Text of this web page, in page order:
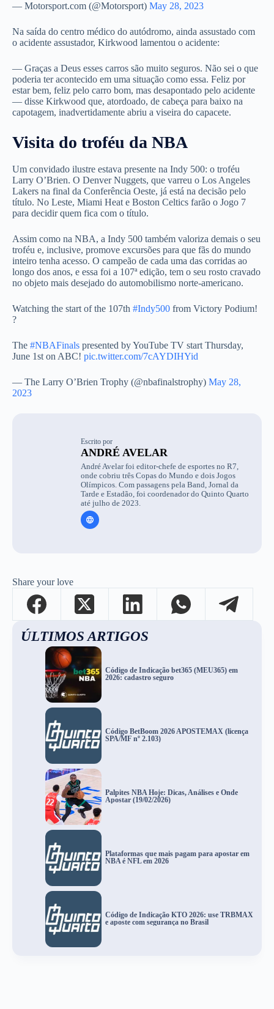
— Motorsport.com (@Motorsport) May 28, 2023
Na saída do centro médico do autódromo, ainda assustado com
o acidente assustador, Kirkwood lamentou o acidente:
— Graças a Deus esses carros são muito seguros. Não sei o que
poderia ter acontecido em uma situação como essa. Feliz por
estar bem, feliz pelo carro bom, mas desapontado pelo acidente
— disse Kirkwood que, atordoado, de cabeça para baixo na
capotagem, inadvertidamente abriu a viseira do capacete.
Visita do troféu da NBA
Um convidado ilustre estava presente na Indy 500: o troféu
Larry O’Brien. O Denver Nuggets, que varreu o Los Angeles
Lakers na final da Conferência Oeste, já está na decisão pelo
título. No Leste, Miami Heat e Boston Celtics farão o Jogo 7
para decidir quem fica com o título.
Assim como na NBA, a Indy 500 também valoriza demais o seu
troféu e, inclusive, promove excursões para que fãs do mundo
inteiro tenha acesso. O campeão de cada uma das corridas ao
longo dos anos, e essa foi a 107ª edição, tem o seu rosto cravado
no objeto mais desejado do automobilismo norte-americano.
Watching the start of the 107th #Indy500 from Victory Podium!
?️
The #NBAFinals presented by YouTube TV start Thursday,
June 1st on ABC! pic.twitter.com/7cAYDIHYid
— The Larry O’Brien Trophy (@nbafinalstrophy) May 28,
2023
Escrito por
ANDRÉ AVELAR
André Avelar foi editor-chefe de esportes no R7,
onde cobriu três Copas do Mundo e dois Jogos
Olímpicos. Com passagens pela Band, Jornal da
Tarde e Estadão, foi coordenador do Quinto Quarto
até julho de 2023.
Share your love
ÚLTIMOS ARTIGOS
Código de Indicação bet365 (MEU365) em
2026: cadastro seguro
Código BetBoom 2026 APOSTEMAX (licença
SPA/MF nº 2.103)
Palpites NBA Hoje: Dicas, Análises e Onde
Apostar (19/02/2026)
Plataformas que mais pagam para apostar em
NBA é NFL em 2026
Código de Indicação KTO 2026: use TRBMAX
e aposte com segurança no Brasil